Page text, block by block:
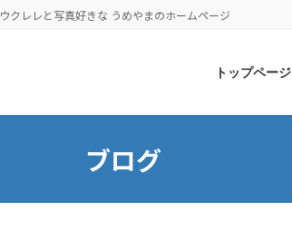
ウクレレと写真好きな うめやまのホームページ
トップページ
ブログ